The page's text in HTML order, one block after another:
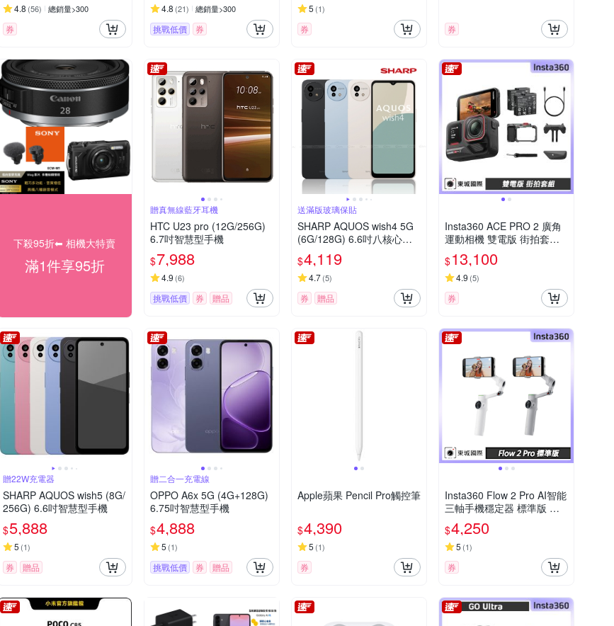
4.8 (56) 總銷量>300
券
4.8 (21) 總銷量>300
挑戰低價 券
5 (1)
券 券
下殺95折⬅︎ 相機大特賣
滿1件享95折
贈真無線藍牙耳機
HTC U23 pro (12G/256G)
6.7吋智慧型手機
$7,988
4.9 (6)
挑戰低價 券 贈品
送滿版玻璃保貼
SHARP AQUOS wish4 5G
(6G/128G) 6.6吋八核心智
慧型手機
$4,119
4.7(5)
券 贈品
Insta360 ACE PRO 2 廣角
運動相機 雙電版 街拍套組
東城代理公司貨
$13,100
4.9 (5)
券
贈22W充電器
SHARP AQUOS wish5 (8G/
256G) 6.6吋智慧型手機
$5,888
5 (1)
券 贈品
贈二合一充電線
OPPO A6x 5G (4G+128G)
6.75吋智慧型手機
$4,888
5 (1)
挑戰低價 券 贈品
Apple蘋果 Pencil Pro觸控筆
$4,390
5 (1)
券
Insta360 Flow 2 Pro AI智能
三軸手機穩定器 標準版 東
城代理公司貨
$4,250
5 (1)
券